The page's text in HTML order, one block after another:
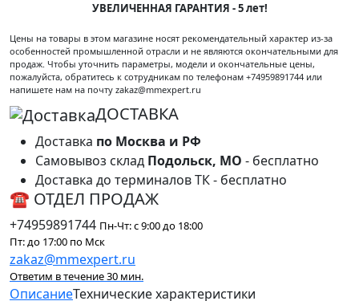
УВЕЛИЧЕННАЯ ГАРАНТИЯ - 5 лет!
Цены на товары в этом магазине носят рекомендательный характер из-за
особенностей промышленной отрасли и не являются окончательными для
продаж. Чтобы уточнить параметры, модели и окончательные цены,
пожалуйста, обратитесь к сотрудникам по телефонам +74959891744 или
напишете нам на почту zakaz@mmexpert.ru
ДОСТАВКА
Доставка по Москва и РФ
Самовывоз склад Подольск, МО - бесплатно
Доставка до терминалов ТК - бесплатно
☎ ОТДЕЛ ПРОДАЖ
+74959891744 Пн-Чт: с 9:00 до 18:00
Пт: до 17:00 по Мск
zakaz@mmexpert.ru
Ответим в течение 30 мин.
ОписаниеТехнические характеристики